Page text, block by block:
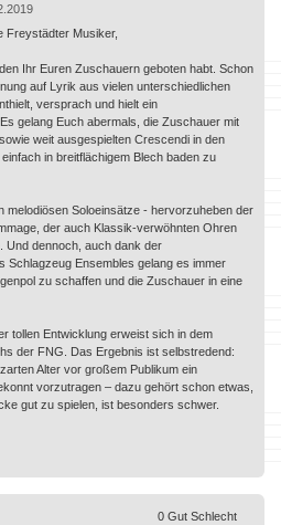
Freystädter Musiker,
Ihr Euren Zuschauern geboten habt. Schon
auf Lyrik aus vielen unterschiedlichen
versprach und hielt ein
gelang Euch abermals, die Zuschauer mit
weit ausgespielten Crescendi in den
in breitflächigem Blech baden zu
melodiösen Soloeinsätze - hervorzuheben der
der auch Klassik-verwöhnten Ohren
Und dennoch, auch dank der
Schlagzeug Ensembles gelang es immer
zu schaffen und die Zuschauer in eine
tollen Entwicklung erweist sich in dem
der FNG. Das Ergebnis ist selbstredend:
Alter vor großem Publikum ein
vorzutragen – dazu gehört schon etwas,
gut zu spielen, ist besonders schwer.
0 Gut Schlecht